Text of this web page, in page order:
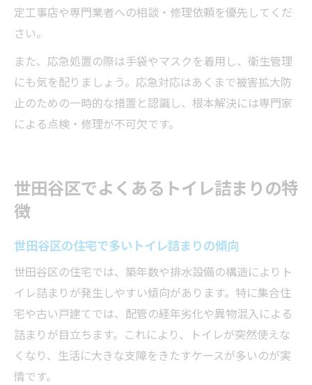
定工事店や専門業者への相談・修理依頼を優先してくだ
さい。
また、応急処置の際は手袋やマスクを着用し、衛生管理
にも気を配りましょう。応急対応はあくまで被害拡大防
止のための一時的な措置と認識し、根本解決には専門家
による点検・修理が不可欠です。
世田谷区でよくあるトイレ詰まりの特
徴
世田谷区の住宅で多いトイレ詰まりの傾向
世田谷区の住宅では、築年数や排水設備の構造によりト
イレ詰まりが発生しやすい傾向があります。特に集合住
宅や古い戸建てでは、配管の経年劣化や異物混入による
詰まりが目立ちます。これにより、トイレが突然使えな
くなり、生活に大きな支障をきたすケースが多いのが実
情です。